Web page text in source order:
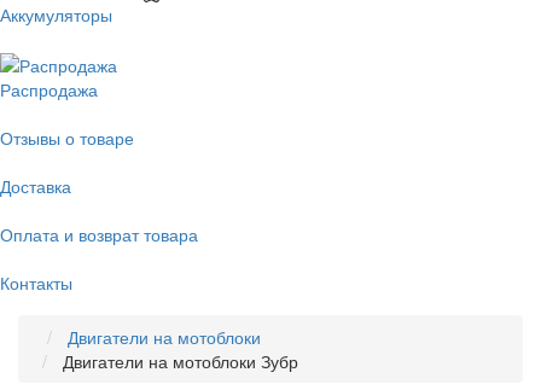
Аккумуляторы
Распродажа
Отзывы о товаре
Доставка
Оплата и возврат товара
Контакты
Двигатели на мотоблоки
Двигатели на мотоблоки Зубр